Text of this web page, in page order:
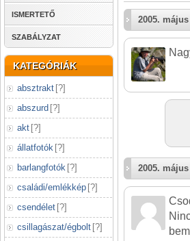
ISMERTETŐ
SZABÁLYZAT
KATEGÓRIÁK
absztrakt [?]
abszurd [?]
akt [?]
állatfotók [?]
barlangfotók [?]
családi/emlékkép [?]
csendélet [?]
csillagászat/égbolt [?]
2005. május
2005. május